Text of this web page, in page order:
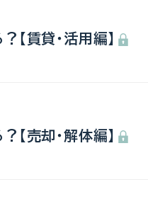
賃貸・活用編】
売却・解体編】